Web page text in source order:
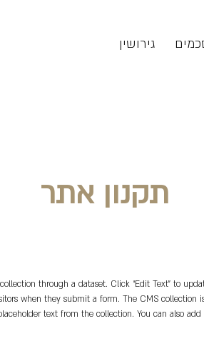
גירושין
תקנון אתר
through a dataset. Click “Edit Text” to
when they submit a form. The CMS
text from the collection. You can also